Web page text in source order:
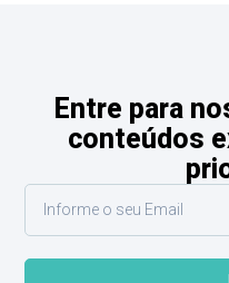
Entre para
conteúdos